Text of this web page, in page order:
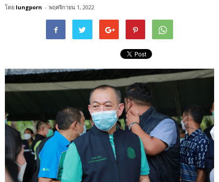
โดย lungporn - พฤศจิกายน 1, 2022